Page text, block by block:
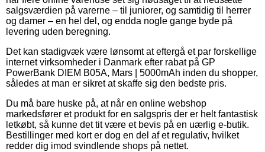
salgsværdien på varerne – til juniorer, og samtidig til herrer
og damer – en hel del, og endda nogle gange byde på
levering uden beregning.
Det kan stadigvæk være lønsomt at eftergå et par forskellige
internet virksomheder i Danmark efter rabat på GP
PowerBank DIEM B05A, Mars | 5000mAh inden du shopper,
således at man er sikret at skaffe sig den bedste pris.
Du må bare huske på, at når en online webshop
markedsfører et produkt for en salgspris der er helt fantastisk
letkøbt, så kunne det tit være et bevis på en uærlig e-butik.
Bestillinger med kort er dog en del af et regulativ, hvilket
redder dig imod svindlende shops på nettet.